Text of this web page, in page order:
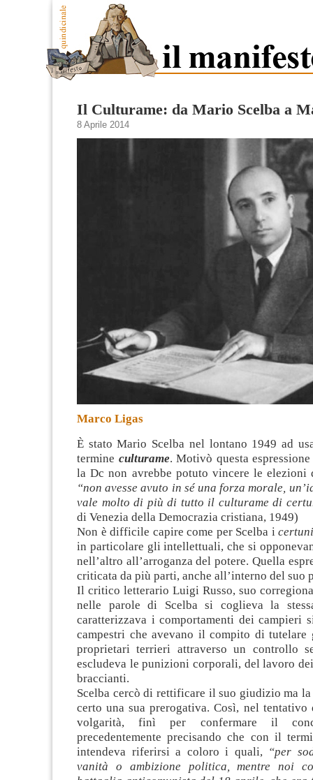
Il Culturame: da Mario Scelba a
8 Aprile 2014
Marco Ligas
È stato Mario Scelba nel lontano 1949 ad
termine culturame. Motivò questa
la Dc non avrebbe potuto vincere le elezioni
“non avesse avuto in sé una forza morale,
vale molto di più di tutto il culturame di
di Venezia della Democrazia cristiana, 1949)
Non è difficile capire come per Scelba i certuni
in particolare gli intellettuali, che si
nell’altro all’arroganza del potere. Quella
criticata da più parti, anche all’interno del suo
Il critico letterario Luigi Russo, suo
nelle parole di Scelba si coglieva la
caratterizzava i comportamenti dei campieri
campestri che avevano il compito di
proprietari terrieri attraverso un controllo
escludeva le punizioni corporali, del lavoro
braccianti.
Scelba cercò di rettificare il suo giudizio ma
certo una sua prerogativa. Così, nel tentativo
volgarità, finì per confermare il
precedentemente precisando che con il
intendeva riferirsi a coloro i quali, “per
vanità o ambizione politica, mentre noi